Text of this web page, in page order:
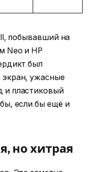
побывавший на
Neo и HP
был
экран, ужасные
и пластиковый
если бы ещё и
но хитрая